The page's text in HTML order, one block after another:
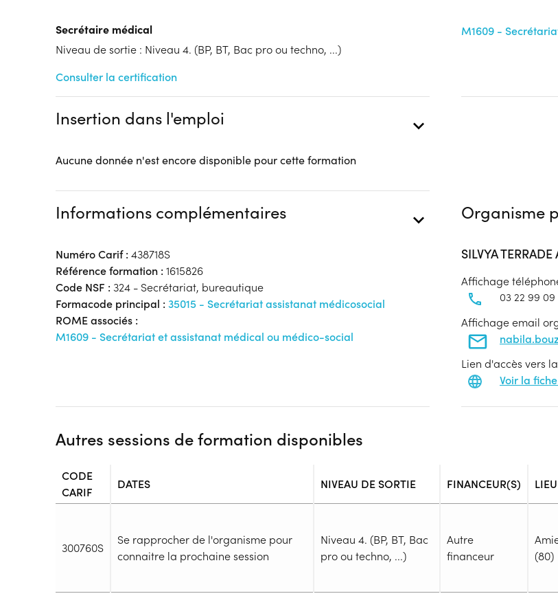
Modalités d'enseignement :
Lieu de formation
80000 Amiens
Accueil sur le lieu de formation
Accès handicap :Oui
Restauration :Une salle de pause accueillante avec les équipements mis à
dispositions: micro-ondes, réfrigérateur, machine à café.
quais de trains et arrêt de bus.
Secrétaire médical
Niveau de sortie : Niveau 4. (BP, BT, Bac pro ou techno, ...)
Consulter la certification
M1609 -
Insertion dans l'emploi
Aucune donnée n'est encore disponible pour cette formation
Informations complémentaires
Numéro Carif : 438718S
Référence formation : 1615826
Code NSF : 324 - Secrétariat, bureautique
Formacode principal : 35015 - Secrétariat assistanat médicosocial
ROME associés :
M1609 - Secrétariat et assistanat médical ou médico-social
Organisme
SILVYA
Affichage
03 22 99 09
Affichage email
Lien d'accès vers
Voir la
Autres sessions de formation disponibles
CODE
CARIF
DATES NIVEAU DE SORTIE FINANCEUR(S) LIEU
300760S
Se rapprocher de l'organisme pour
connaitre la prochaine session
Niveau 4. (BP, BT, Bac
pro ou techno, ...)
Autre
financeur
(80)